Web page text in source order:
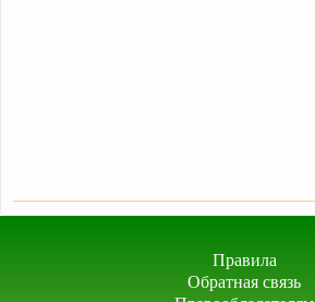
Правила
Обратная связь